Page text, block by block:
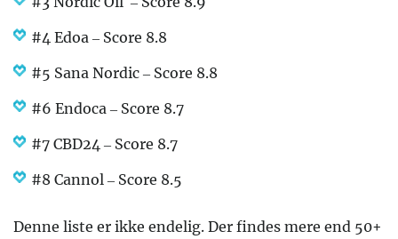
#4 Edoa – Score 8.8
#5 Sana Nordic – Score 8.8
#6 Endoca – Score 8.7
#7 CBD24 – Score 8.7
#8 Cannol – Score 8.5
Denne liste er ikke endelig. Der findes mere end 50+